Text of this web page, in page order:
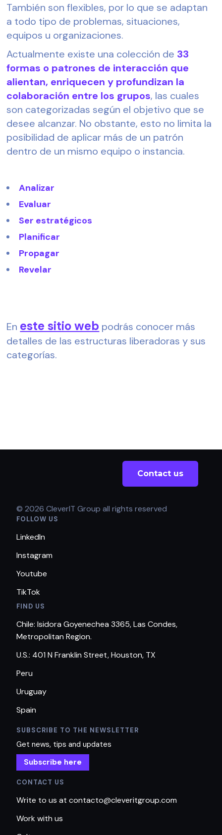
También son flexibles, por lo que se adaptan
a todo tipo de problemas, situaciones,
equipos u organizaciones.
Actualmente existe una colección de 33
formas o patrones de interacción que
alientan, enriquecen y profundizan la
colaboración entre los grupos, las cuales
son categorizadas según el objetivo que se
desee alcanzar. No obstante, esto no limita la
posibilidad de aplicar más de un patrón
dentro de un mismo equipo o instancia.
Analizar
Evaluar
Ser estratégicos
Planificar
Propagar
Revelar
En este sitio web podrás conocer más
detalles de las estructuras liberadoras y sus
categorías.
Contact us
© 2026 CleverIT Group all rights reserved
FOLLOW US
LinkedIn
Instagram
Youtube
TikTok
FIND US
Chile: Isidora Goyenechea 3365, Las Condes,
Metropolitan Region.
U.S.: 401 N Franklin Street, Houston, TX
Peru
Uruguay
Spain
SUBSCRIBE TO THE NEWSLETTER
Get news, tips and updates
Subscribe here
CONTACT US
Write to us at contacto@cleveritgroup.com
Work with us